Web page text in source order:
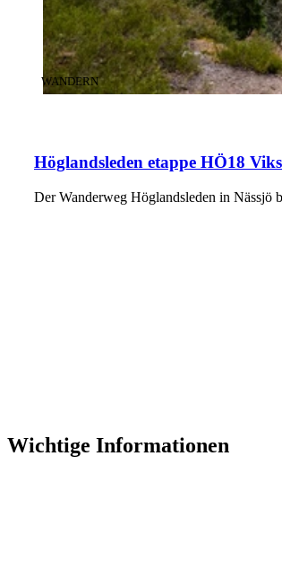
Höglandsleden etappe HÖ18
KATEGORIE:
WANDERN
Der Wanderweg Höglandsleden in Nässjö
Wichtige Informationen